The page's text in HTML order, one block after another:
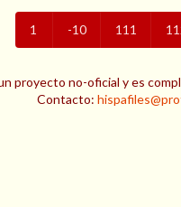
1 -10 111
proyecto no-oficial y es
Contacto: